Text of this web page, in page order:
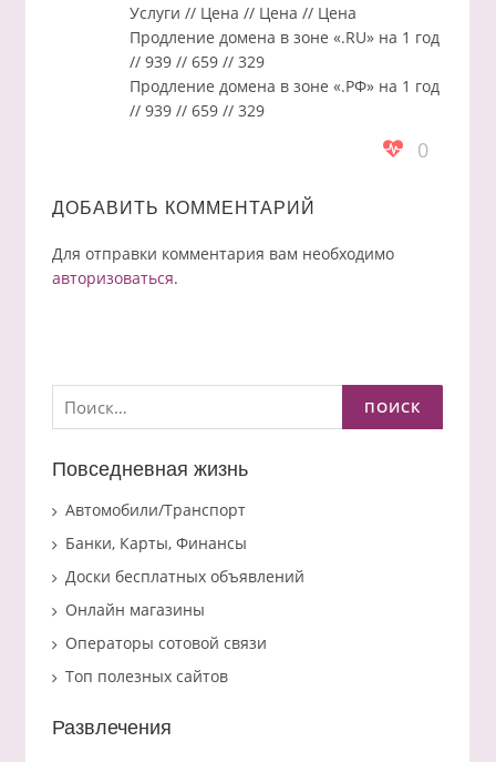
Услуги // Цена // Цена // Цена
Продление домена в зоне «.RU» на 1 год
// 939 // 659 // 329
Продление домена в зоне «.РФ» на 1 год
// 939 // 659 // 329
0
ДОБАВИТЬ КОММЕНТАРИЙ
Для отправки комментария вам необходимо
авторизоваться.
Найти:
Повседневная жизнь
Автомобили/Транспорт
Банки, Карты, Финансы
Доски бесплатных объявлений
Онлайн магазины
Операторы сотовой связи
Топ полезных сайтов
Развлечения